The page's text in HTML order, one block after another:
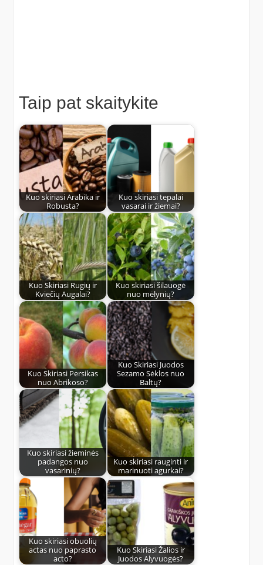
Taip pat skaitykite
Kuo skiriasi Arabika ir
Robusta?
Kuo skiriasi tepalai
vasarai ir žiemai?
Kuo Skiriasi Rugių ir
Kviečių Augalai?
Kuo skiriasi šilauogė
nuo mėlynių?
Kuo Skiriasi Persikas
nuo Abrikoso?
Kuo Skiriasi Juodos
Sezamo Sėklos nuo
Baltų?
Kuo skiriasi žieminės
padangos nuo
vasarinių?
Kuo skiriasi rauginti ir
marinuoti agurkai?
Kuo skiriasi obuolių
actas nuo paprasto
acto?
Kuo Skiriasi Žalios ir
Juodos Alyvuogės?